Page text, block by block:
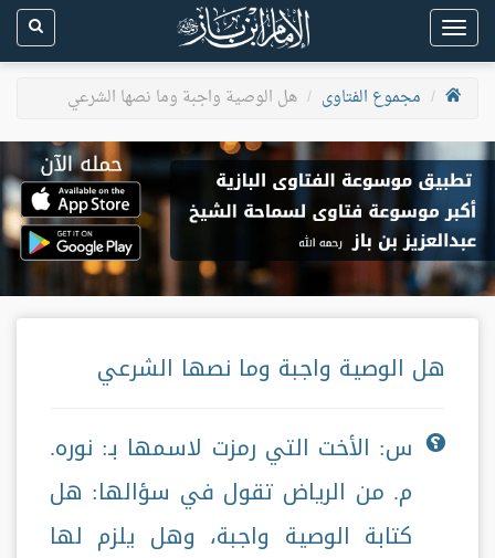
Toggle
navigation
مجموع الفتاوى
هل الوصية واجبة وما نصها الشرعي
هل الوصية واجبة وما نصها الشرعي
س: الأخت التي رمزت لاسمها بـ: نوره.
م. من الرياض تقول في سؤالها: هل
كتابة الوصية واجبة، وهل يلزم لها